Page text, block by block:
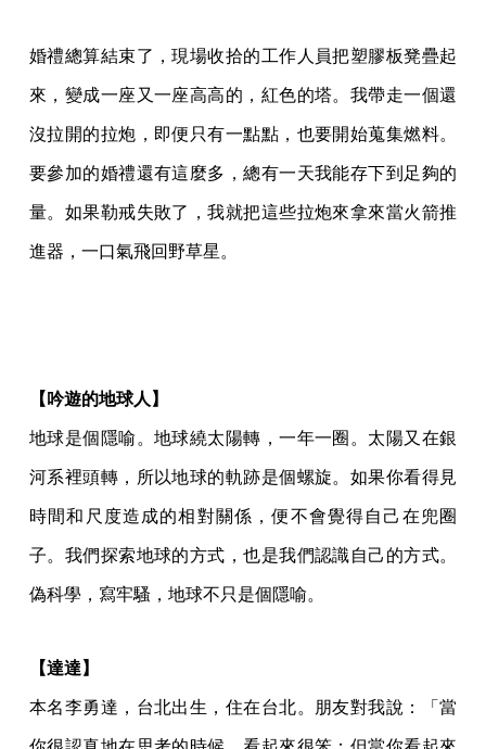
婚禮總算結束了，現場收拾的工作人員把塑膠板凳疊起
來，變成一座又一座高高的，紅色的塔。我帶走一個還
沒拉開的拉炮，即便只有一點點，也要開始蒐集燃料。
要參加的婚禮還有這麼多，總有一天我能存下到足夠的
量。如果勒戒失敗了，我就把這些拉炮來拿來當火箭推
進器，一口氣飛回野草星。
【吟遊的地球人】
地球是個隱喻。地球繞太陽轉，一年一圈。太陽又在銀
河系裡頭轉，所以地球的軌跡是個螺旋。如果你看得見
時間和尺度造成的相對關係，便不會覺得自己在兜圈
子。我們探索地球的方式，也是我們認識自己的方式。
偽科學，寫牢騷，地球不只是個隱喻。
【達達】
本名李勇達，台北出生，住在台北。朋友對我說：「當